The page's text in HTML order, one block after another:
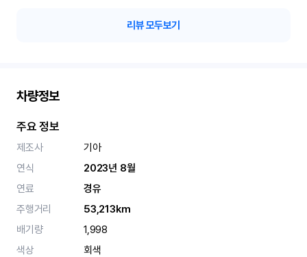
리뷰 모두보기
차량정보
주요 정보
제조사
기아
연식
2023년 8월
연료
경유
주행거리
53,213km
배기량
1,998
색상
회색